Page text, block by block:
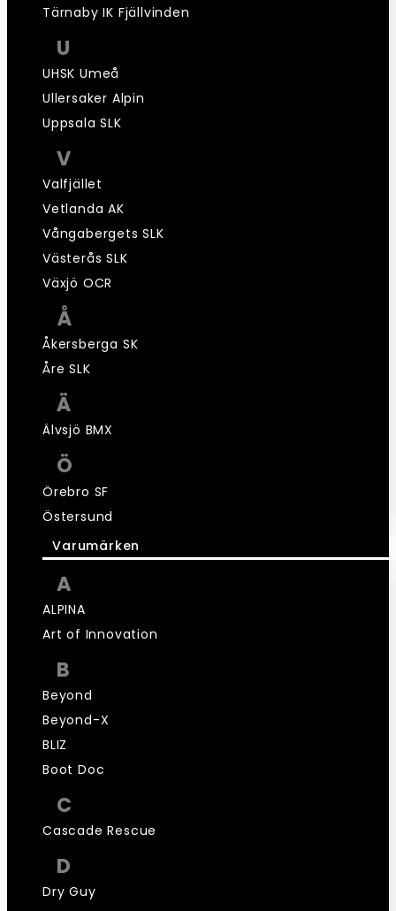
Tärnaby IK Fjällvinden
U
UHSK Umeå
Ullersaker Alpin
Uppsala SLK
V
Valfjället
Vetlanda AK
Vångabergets SLK
Västerås SLK
Växjö OCR
Å
Åkersberga SK
Åre SLK
Ä
Älvsjö BMX
Ö
Örebro SF
Östersund
Varumärken
A
ALPINA
Art of Innovation
B
Beyond
Beyond-X
BLIZ
Boot Doc
C
Cascade Rescue
D
Dry Guy